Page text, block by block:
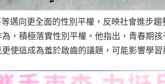
邁向更全面的性別平權，反映社會進步
，積極落實性別平權。他指出，青春期
使這成為羞於啟齒的議題，可能影響學習